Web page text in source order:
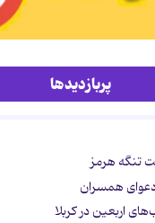
پربازدیدها
تنگه هرمز
اربعین در کربلا